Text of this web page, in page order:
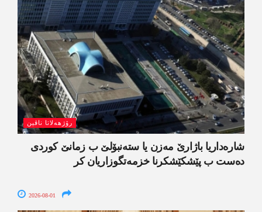
رۆژھەلاتا ناڤین
شارەداریا باژارێ مەزن یا ستەنبۆلێ ب زمانێ کوردی
دەست ب پێشکێشکرنا خزمەتگوزاریان کر
2026-08-01